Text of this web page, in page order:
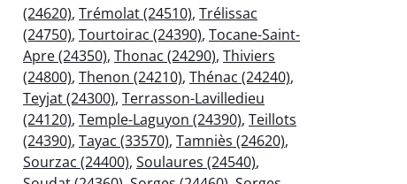
(24620), Trémolat (24510), Trélissac
(24750), Tourtoirac (24390), Tocane-Saint-
Apre (24350), Thonac (24290), Thiviers
(24800), Thenon (24210), Thénac (24240),
Teyjat (24300), Terrasson-Lavilledieu
(24120), Temple-Laguyon (24390), Teillots
(24390), Tayac (33570), Tamniès (24620),
Sourzac (24400), Soulaures (24540),